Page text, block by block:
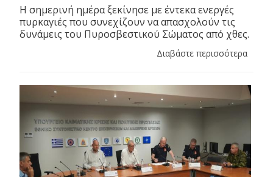
Η σημερινή ημέρα ξεκίνησε με έντεκα ενεργές
πυρκαγιές που συνεχίζουν να απασχολούν τις
δυνάμεις του Πυροσβεστικού Σώματος από χθες.
Διαβάστε περισσότερα